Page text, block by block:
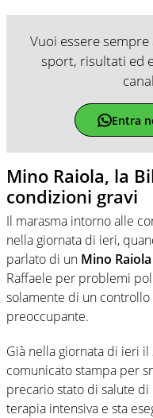
Vuoi essere
sport, risultati ed
Entra
Mino Raiola, la
condizioni gravi
Il marasma intorno alle
nella giornata di ieri,
parlato di un Mino Raiola
Raffaele per problemi
solamente di un
preoccupante.
Già nella giornata di ieri
comunicato stampa per
precario stato di salute di
terapia intensiva e sta